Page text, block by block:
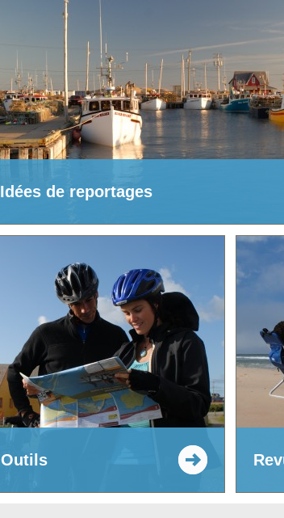
Idées de reportages
Outils